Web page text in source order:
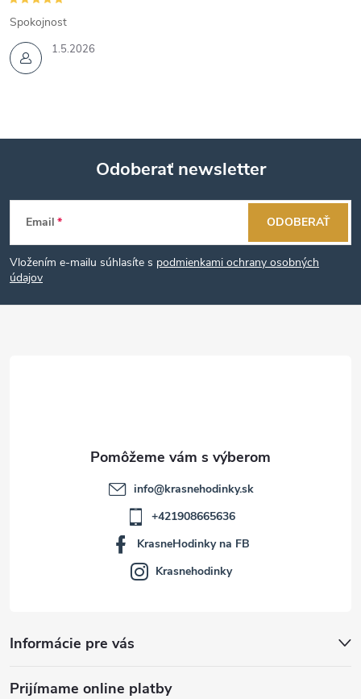
1.5.2026
Spokojnost
Z
á
p
Odoberať newsletter
Email
Vložením e-mailu súhlasíte s podmienkami ochrany osobných
údajov
ODOBERAŤ
Informácie pre vás
Prijímame online platby
info@krasnehodinky.sk
+421908665636
KrasneHodinky na FB
Krasnehodinky